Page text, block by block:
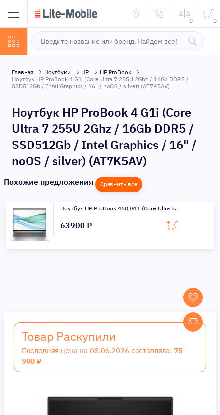
0 0
Главная Ноутбуки HP
HP ProBook
Ноутбук HP ProBook 4 G1i (Core Ultra 7 255U 2Ghz / 16Gb DDR5 /
SSD512Gb / Intel Graphics / 16" / noOS / silver) (AT7K5AV)
Ноутбук HP ProBook 4 G1i (Core
Ultra 7 255U 2Ghz / 16Gb DDR5 /
SSD512Gb / Intel Graphics / 16" /
noOS / silver) (AT7K5AV)
Похожие предложения Сравнить все
Ноутбук HP ProBook 460 G11 (Core Ultra 5..
63900 ₽
Товар Раскупили
Последняя цена на 08.06.2026 составляла: 75
900 ₽